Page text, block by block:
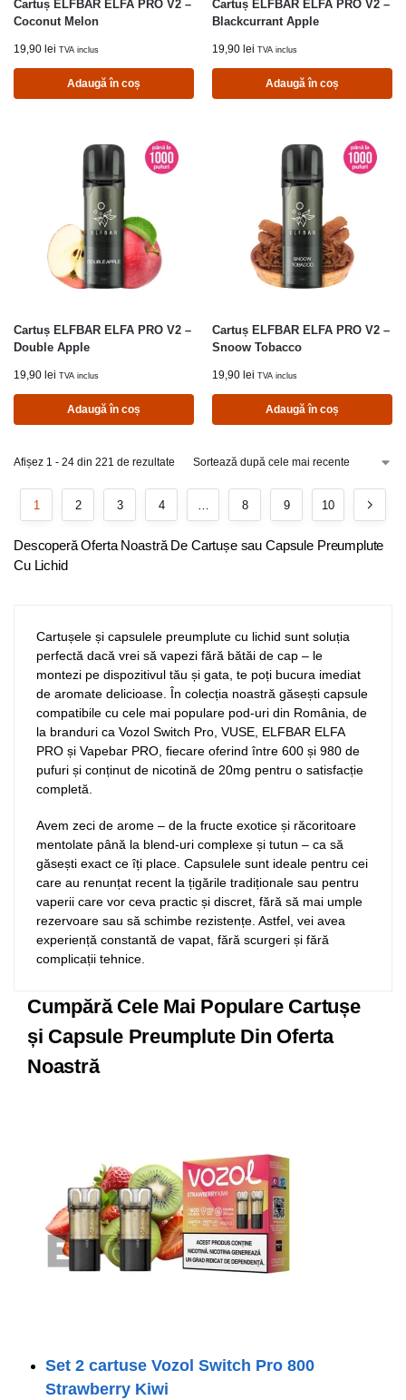
Cartuș ELFBAR ELFA PRO V2 –
Coconut Melon
19,90 lei TVA inclus
Adaugă în coș
Cartuș ELFBAR ELFA PRO V2 –
Blackcurrant Apple
19,90 lei TVA inclus
Adaugă în coș
Cartuș ELFBAR ELFA PRO V2 –
Double Apple
19,90 lei TVA inclus
Adaugă în coș
Cartuș ELFBAR ELFA PRO V2 –
Snoow Tobacco
19,90 lei TVA inclus
Adaugă în coș
Afișez 1 - 24 din 221 de rezultate
1 2 3 4 8 9 10
Descoperă Oferta Noastră De Cartușe sau Capsule Preumplute
Cu Lichid
Cartușele și capsulele preumplute cu lichid sunt soluția
perfectă dacă vrei să vapezi fără bătăi de cap – le
montezi pe dispozitivul tău și gata, te poți bucura imediat
de aromate delicioase. În colecția noastră găsești capsule
compatibile cu cele mai populare pod-uri din România, de
la branduri ca Vozol Switch Pro, VUSE, ELFBAR ELFA
PRO și Vapebar PRO, fiecare oferind între 600 și 980 de
pufuri și conținut de nicotină de 20mg pentru o satisfacție
completă.
Avem zeci de arome – de la fructe exotice și răcoritoare
mentolate până la blend-uri complexe și tutun – ca să
găsești exact ce îți place. Capsulele sunt ideale pentru cei
care au renunțat recent la țigările tradiționale sau pentru
vaperii care vor ceva practic și discret, fără să mai umple
rezervoare sau să schimbe rezistențe. Astfel, vei avea
experiență constantă de vapat, fără scurgeri și fără
complicații tehnice.
Cumpără Cele Mai Populare Cartușe
și Capsule Preumplute Din Oferta
Noastră
Set 2 cartuse Vozol Switch Pro 800
Strawberry Kiwi